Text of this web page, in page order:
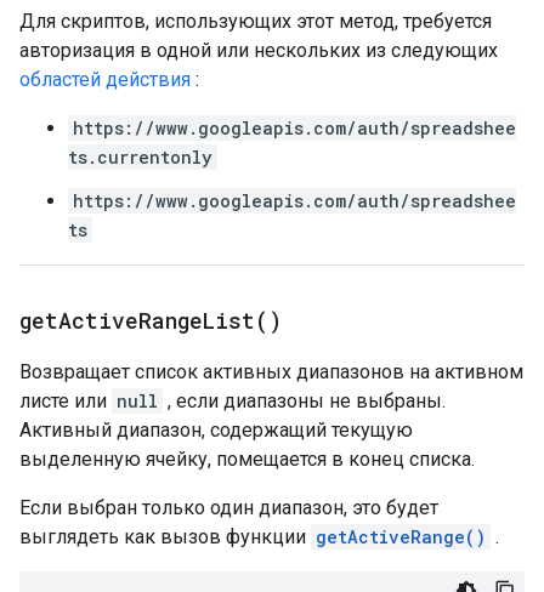
Для скриптов, использующих этот метод, требуется
авторизация в одной или нескольких из следующих
областей действия :
https://www.googleapis.com/auth/spreadshee
ts.currentonly
https://www.googleapis.com/auth/spreadshee
ts
getActiveRangeList( )
Возвращает список активных диапазонов на активном
листе или null , если диапазоны не выбраны.
Активный диапазон, содержащий текущую
выделенную ячейку, помещается в конец списка.
Если выбран только один диапазон, это будет
выглядеть как вызов функции getActiveRange() .